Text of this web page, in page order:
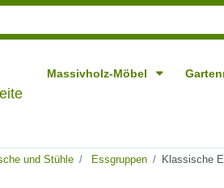
Massivholz-Möbel
und Stühle Essgruppen Klassische